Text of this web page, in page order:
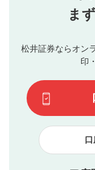
星で評価をする
3
動画の評価
です）
当社は、利用
ブルによって
評価およびコメ
ます。掲載さ
てはお答えでき
て結果のご連絡
下記の項目に該
見合わせる場
本動画
他者への
ま
松井証券ならオン
印